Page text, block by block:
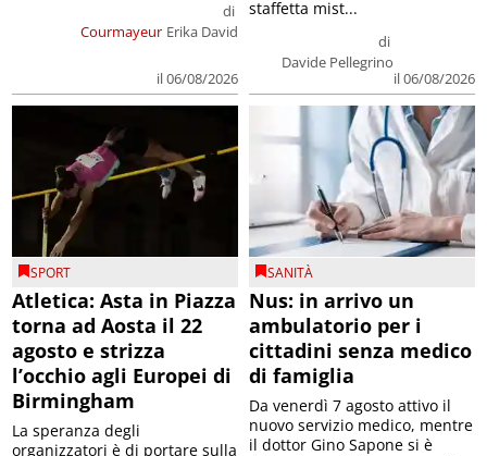
Courmayeur
di
Erika David
il 06/08/2026
di
Davide Pellegrino
il 06/08/2026
staffetta mist...
SPORT
Atletica: Asta in Piazza
torna ad Aosta il 22
agosto e strizza
l’occhio agli Europei di
Birmingham
La speranza degli
organizzatori è di portare sulla
SANITÀ
Nus: in arrivo un
ambulatorio per i
cittadini senza medico
di famiglia
Da venerdì 7 agosto attivo il
nuovo servizio medico, mentre
il dottor Gino Sapone si è